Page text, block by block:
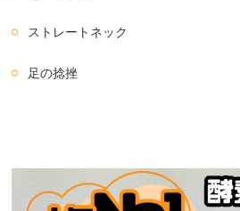
ストレートネック
足の捻挫